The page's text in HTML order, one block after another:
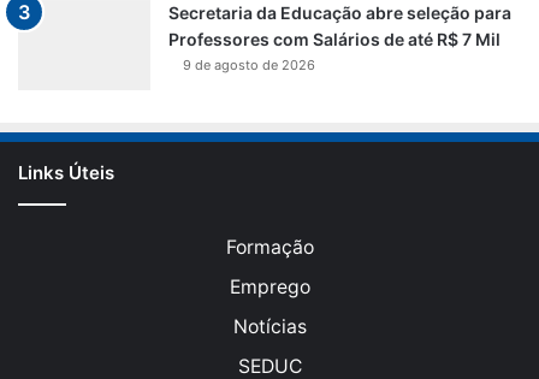
Secretaria da Educação abre seleção para
Professores com Salários de até R$ 7 Mil
9 de agosto de 2026
Links Úteis
Formação
Emprego
Notícias
SEDUC